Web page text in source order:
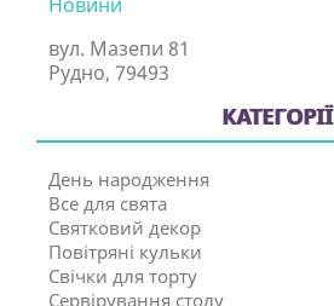
вул. Мазепи 81
Рудно, 79493
КАТЕГОРІЇ
День народження
Все для свята
Святковий декор
Повітряні кульки
Свічки для торту
Сервірування столу